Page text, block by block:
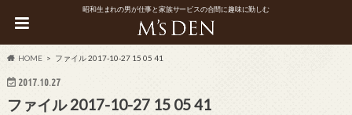
昭和生まれの男が仕事と家族サービスの合間に趣味に勤しむ
HOME ファイル 2017-10-27 15 05 41
2017.10.27
ファイル 2017-10-27 15 05 41